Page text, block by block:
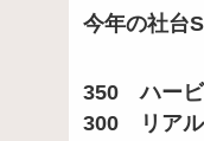
今年の社台
350 ハービ
300 リアル